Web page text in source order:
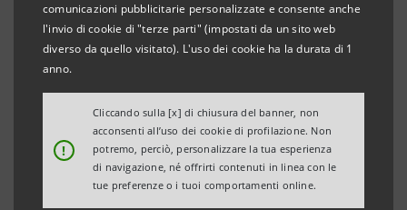
comunicazioni pubblicitarie personalizzate e consente anche
l'invio di cookie di "terze parti" (impostati da un sito web
diverso da quello visitato). L'uso dei cookie ha la durata di 1
anno.
!
Cliccando sulla [x] di chiusura del banner, non
acconsenti all’uso dei cookie di profilazione. Non
potremo, perciò, personalizzare la tua esperienza
di navigazione, né offrirti contenuti in linea con le
tue preferenze o i tuoi comportamenti online.
Cancelliamo insieme le brutture d’Italia
4° Censimento nazionale del FAI I LUOGHI DEL
Segnala ciò che rovina i luoghi che ami
Pier Paolo Pasolini ne parlava più di 30 anni fa in un
programma della RAI: il tema era la forma del